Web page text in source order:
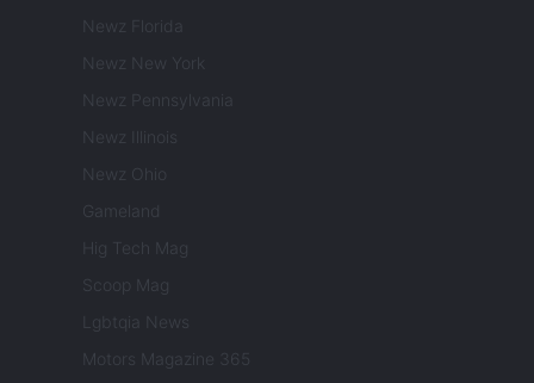
Newz Florida
Newz New York
Newz Pennsylvania
Newz Illinois
Newz Ohio
Gameland
Hig Tech Mag
Scoop Mag
Lgbtqia News
Motors Magazine 365